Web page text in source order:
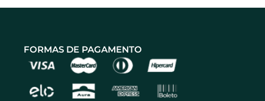
FORMAS DE PAGAMENTO